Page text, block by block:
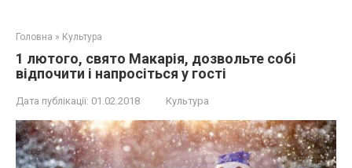
Головна » Культура
1 лютого, свято Макарія, дозвольте собі
відпочити і напросіться у гості
Дата публікації: 01.02.2018 Культура